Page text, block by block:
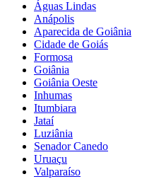
Águas Lindas
Anápolis
Aparecida de Goiânia
Cidade de Goiás
Formosa
Goiânia
Goiânia Oeste
Inhumas
Itumbiara
Jataí
Luziânia
Senador Canedo
Uruaçu
Valparaíso